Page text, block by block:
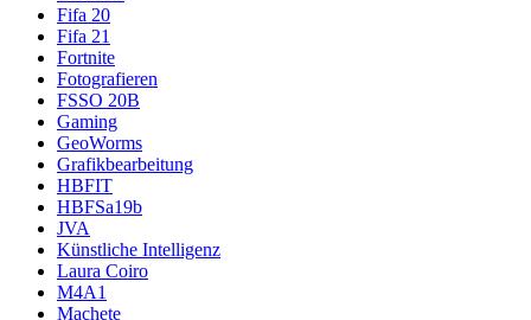
Fifa 20
Fifa 21
Fortnite
Fotografieren
FSSO 20B
Gaming
GeoWorms
Grafikbearbeitung
HBFIT
HBFSa19b
JVA
Künstliche Intelligenz
Laura Coiro
M4A1
Machete